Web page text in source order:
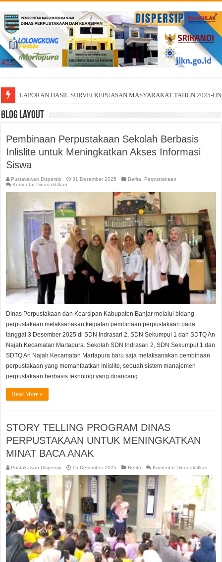
LAPORAN HASIL SURVEI KEPUASAN MASYARAKAT TAHUN 2025-
TINGKATKAN PERPUSTAKAAN BER-SNP MELALUI PEMBINAAN
Blog Layout
Pembinaan Perpustakaan Sekolah Berbasis
Inlislite untuk Meningkatkan Akses Informasi
Siswa
Pustakawan Dispersip 31 Desember 2025 Berita
Perpustakaan
Komentar Dinonaktifkan
Sekolah
Berbasis
Inlislite
untuk
Meningkatkan
Akses
Informasi
Siswa
Dinas Perpustakaan dan Kearsipan Kabupaten Banjar melalui bidang
perpustakaan melaksanakan kegiatan pembinaan perpustakaan pada
tanggal 3 Desember 2025 di SDN Indrasari 2, SDN Sekumpul 1 dan SDTQ An
Najah Kecamatan Martapura. Sekolah SDN Indrasari 2, SDN Sekumpul 1 dan
SDTQ An Najah Kecamatan Martapura baru saja melaksanakan pembinaan
perpustakaan yang memanfaatkan Inlislite, sebuah sistem manajemen
perpustakaan berbasis teknologi yang dirancang …
Read More »
STORY TELLING PROGRAM DINAS
PERPUSTAKAAN UNTUK MENINGKATKAN
MINAT BACA ANAK
Pustakawan Dispersip 15 Desember 2025 Berita Komentar Dinonaktifkan